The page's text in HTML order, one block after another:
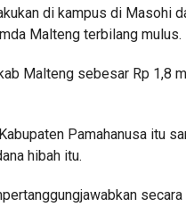
di kampus di Masohi
Malteng terbilang mulus.
Malteng sebesar Rp 1,8
Pamahanusa itu
hibah itu.
secara